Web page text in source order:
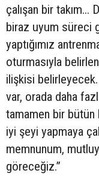
çalışan bir
biraz uyum süreci
yaptığımız
oturmasıyla
ilişkisi
var, orada daha
tamamen bir bütün
iyi şeyi yapmaya
memnunum,
göreceğiz.”